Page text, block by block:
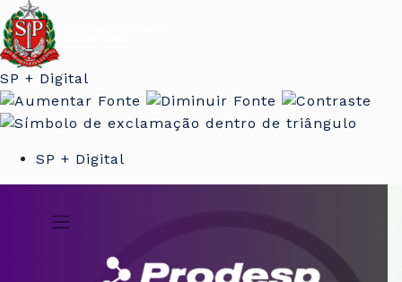
SP + Digital
SP + Digital